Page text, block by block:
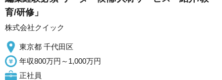
育/研修」
株式会社クイック
東京都 千代田区
年収800万円～1,000万円
正社員